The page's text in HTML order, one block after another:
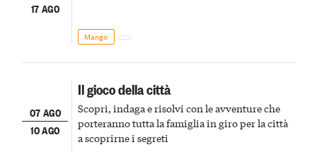
17 AGO
Mango
07 AGO
10 AGO
Il gioco della città
Scopri, indaga e risolvi con le avventure che
porteranno tutta la famiglia in giro per la città
a scoprirne i segreti